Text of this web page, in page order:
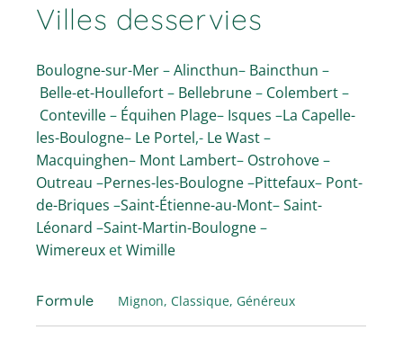
Villes desservies
Boulogne-sur-Mer–Alincthun– Baincthun –
Belle-et-Houllefort– Bellebrune– Colembert–
Conteville– Équihen Plage– Isques –La Capelle-
les-Boulogne– Le Portel,- Le Wast–
Macquinghen– Mont Lambert– Ostrohove–
Outreau –Pernes-les-Boulogne–Pittefaux– Pont-
de-Briques –Saint-Étienne-au-Mont–Saint-
Léonard –Saint-Martin-Boulogne–
Wimereux etWimille
Formule Mignon, Classique, Généreux